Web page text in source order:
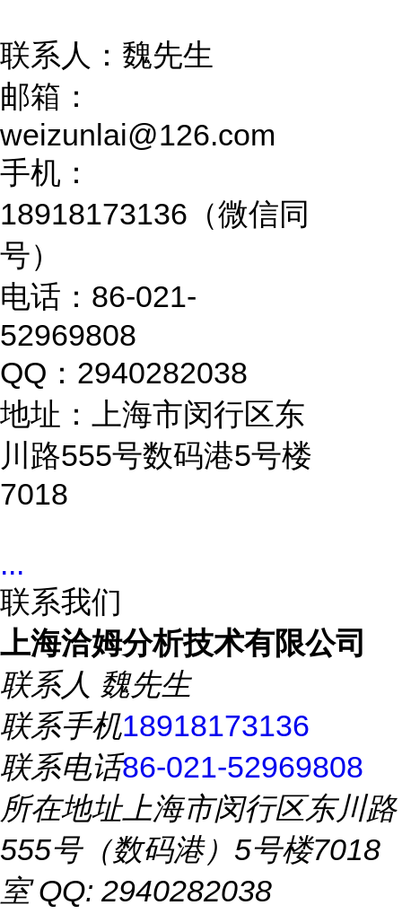
联系人：魏先生
邮箱：
weizunlai@126.com
手机：
18918173136（微信同
号）
电话：86-021-
52969808
QQ：2940282038
地址：上海市闵行区东
川路555号数码港5号楼
7018
...
联系我们
上海洽姆分析技术有限公司
联系人 魏先生
联系手机18918173136
联系电话86-021-52969808
所在地址上海市闵行区东川路
555号（数码港）5号楼7018
室 QQ: 2940282038